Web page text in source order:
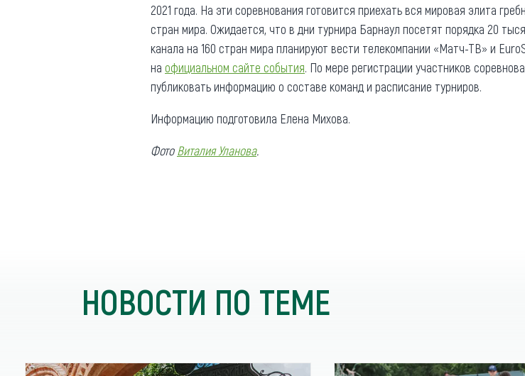
2021 года. На эти соревнования готовится приехать вся мировая элита
стран мира. Ожидается, что в дни турнира Барнаул посетят порядка 20
канала на 160 стран мира планируют вести телекомпании «Матч-ТВ» и
на официальном сайте события. По мере регистрации участников
публиковать информацию о составе команд и расписание турниров.
Информацию подготовила Елена Михова.
ФотоВиталия Уланова.
НОВОСТИ ПО ТЕМЕ